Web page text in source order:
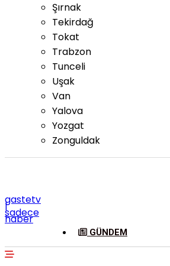
Şırnak
Tekirdağ
Tokat
Trabzon
Tunceli
Uşak
Van
Yalova
Yozgat
Zonguldak
gastetv
|
sadece
haber
GÜNDEM